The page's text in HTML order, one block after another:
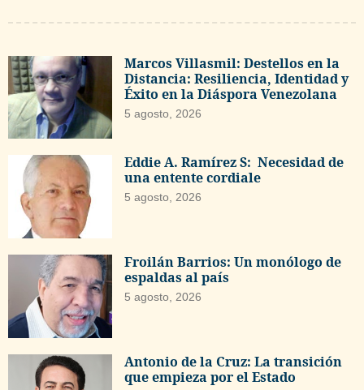
Marcos Villasmil: Destellos en la
Distancia: Resiliencia, Identidad y
Éxito en la Diáspora Venezolana
5 agosto, 2026
Eddie A. Ramírez S: Necesidad de
una entente cordiale
5 agosto, 2026
Froilán Barrios: Un monólogo de
espaldas al país
5 agosto, 2026
Antonio de la Cruz: La transición
que empieza por el Estado